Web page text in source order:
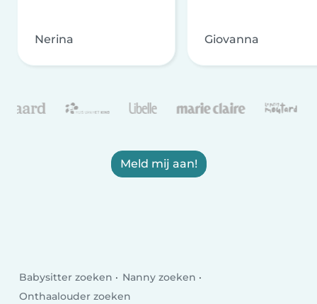
Nerina Giovanna
Meld mij aan!
Babysitter zoeken
Nanny zoeken
Onthaalouder zoeken